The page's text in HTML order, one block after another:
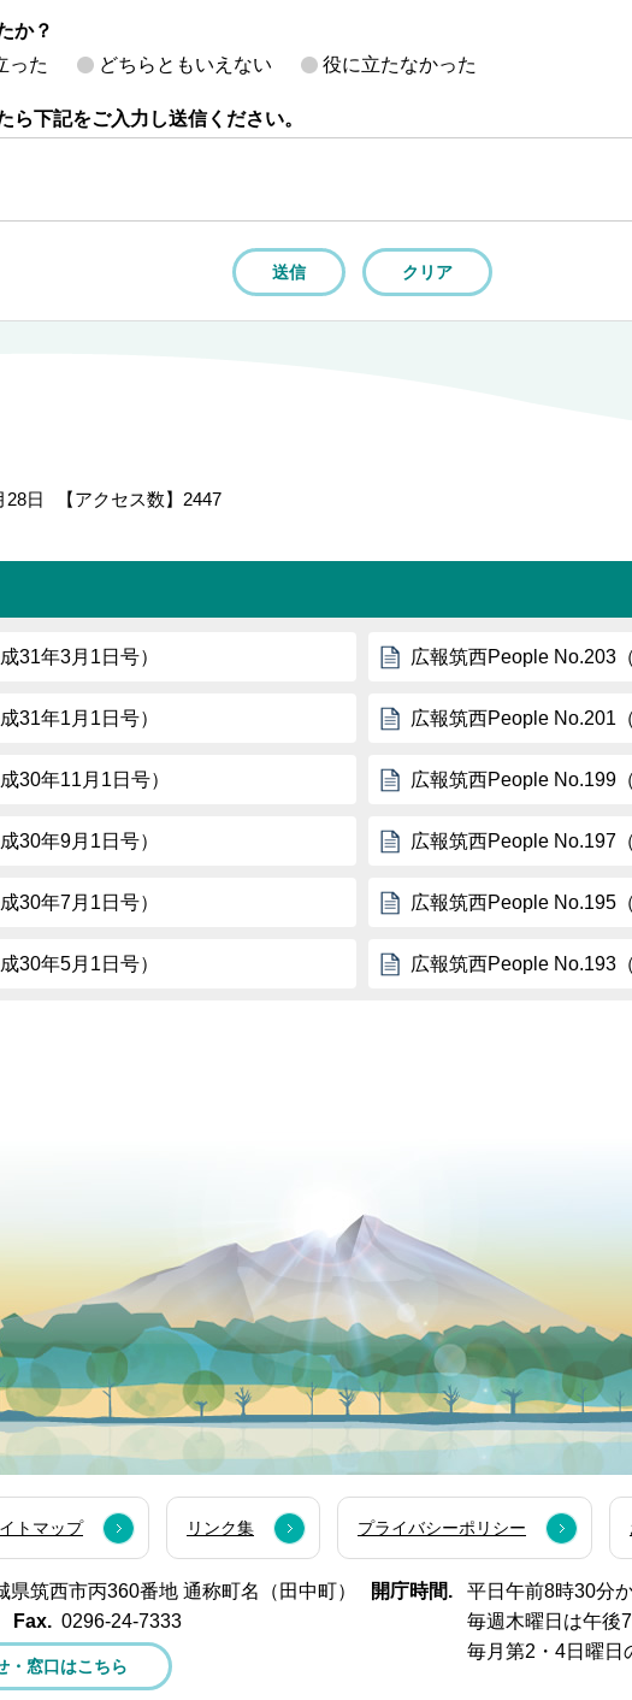
か？
った どちらともいえない 役に立たなかった
下記をご入力し送信ください。
28日 【アクセス数】 2447
31年3月1日号） 広報筑西People No.203
31年1月1日号） 広報筑西People No.201
30年11月1日号） 広報筑西People No.199
30年9月1日号） 広報筑西People No.197
30年7月1日号） 広報筑西People No.195
30年5月1日号） 広報筑西People No.193
トマップ リンク集 プライバシーポリシー
県筑西市丙360番地 通称町名（田中町）
Fax. 0296-24-7333
・窓口はこちら
開庁時間.
平日午前8時30分
毎週木曜日は午後
毎月第2・4日曜日